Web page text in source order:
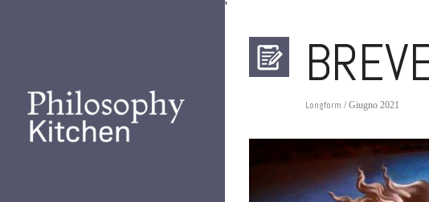
'
Longform / Giugno 2021